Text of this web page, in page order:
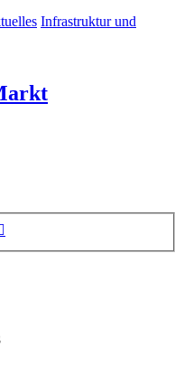
Infrastruktur und